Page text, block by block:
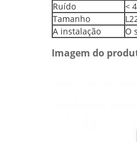
Ruído
<
Tamanho
A instalação
O
Imagem do